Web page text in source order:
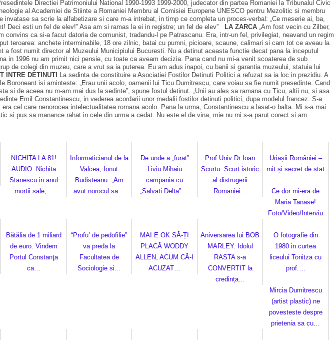
Directiei Patrimoniului National 1990-1993 1999-2000, judecator din partea Romaniei la Tribunalul Civic
al Academiei de Stiinte a Romaniei Membru al Comisiei Europene UNESCO pentru Mezolitic si membru
invatase sa scrie la alfabetizare si care m-a intrebat, in timp ce completa un proces-verbal: „Ce meserie ai, ba,
Deci esti un fel de elev!” Asa am si ramas la ei in registre; un fel de elev” LA ZARCA „Am fost vecin cu Zilber,
ca si-a facut datoria de comunist, tradandu-l pe Patrascanu. Era, intr-un fel, privilegiat, neavand un regim
teroarea: anchete interminabile, 18 ore zilnic, batai cu pumni, picioare, scaune, calimari si cam tot ce aveau la
a fost numit director al Muzeului Municipiului Bucuresti. Nu a detinut aceasta functie decat pana la inceputul
in 1996 nu am primit nici pensie, cu toate ca aveam decizia. Pana cand nu mi-a venit scoaterea de sub
de colegi din muzeu, care a vrut sa ia puterea. Eu am adus inapoi, cu banii si garantia muzeului, statuia lui
INTRE DETINUTI La sedinta de constituire a Asociatiei Fostilor Detinuti Politici a refuzat sa ia loc in prezidiu. A
isi aminteste: „Erau unii acolo, oamenii lui Ticu Dumitrescu, care voiau sa fie numit presedinte. Cand
de aceea nu m-am mai dus la sedinte”, spune fostul detinut. „Unii au ales sa ramana cu Ticu, altii nu, si asa
Emil Constantinescu, in vederea acordarii unor medalii fostilor detinuti politici, dupa modelul francez. S-a
cel care nenorocea intelectualitatea romana acolo. Pana la urma, Constantinescu a lasat-o balta. Mi s-a mai
pus sa manance rahat in cele din urma a cedat. Nu este el de vina, mie nu mi s-a parut corect si am
NICHITA LA 81!
AUDIO: Nichita
Stanescu in anul
mortii sale,…
Informaticianul de la
Valcea, Ionut
Budisteanu: „Am
avut norocul sa…
De unde a „furat”
Liviu Mihaiu
campania cu
„Salvati Delta”.…
Prof Univ Dr Ioan
Scurtu: Scurt istoric
al distrugerii
Romaniei…
Uriașii României –
mit și secret de stat
Ce dor mi-era de
Maria Tanase!
Foto/Video/Interviu
Bătălia de 1 miliard
de euro. Vindem
Portul Constanţa
ca…
“Profu’ de pedofilie”
va preda la
Facultatea de
Sociologie si…
MAI E OK SĂ-ȚI
PLACĂ WODDY
ALLEN, ACUM CĂ-I
ACUZAT…
Aniversarea lui BOB
MARLEY. Idolul
RASTA s-a
CONVERTIT la
credința…
O fotografie din
1980 in curtea
liceului Tonitza cu
prof.…
Mircia Dumitrescu
(artist plastic) ne
povesteste despre
prietenia sa cu…